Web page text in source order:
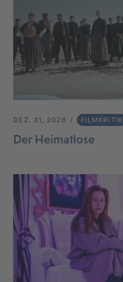
DEZ. 31, 2026 FILMKRITIK
Der Heimatlose